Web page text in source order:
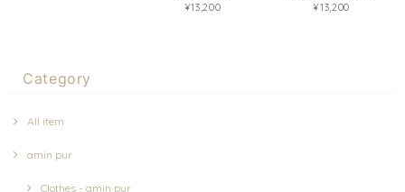
¥13,200
¥13,200
Category
All item
amin pur
Clothes - amin pur